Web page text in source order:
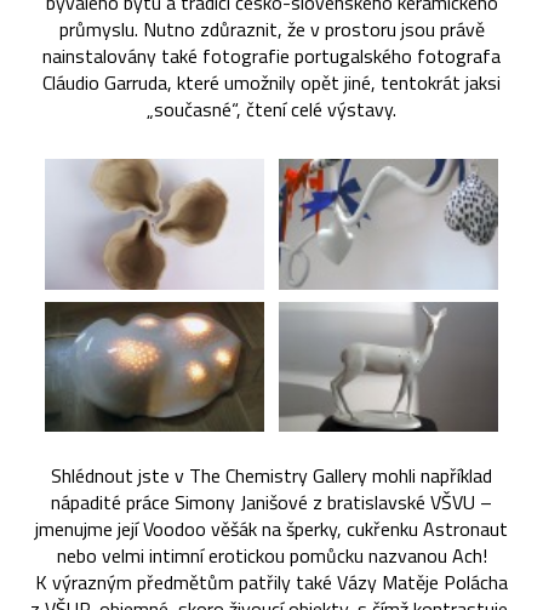
průmyslu. Nutno zdůraznit, že v prostoru jsou právě
nainstalovány také fotografie portugalského fotografa
Cláudio Garruda, které umožnily opět jiné, tentokrát jaksi
„současné“, čtení celé výstavy.
Shlédnout jste v The Chemistry Gallery mohli například
nápadité práce Simony Janišové z bratislavské VŠVU –
jmenujme její Voodoo věšák na šperky, cukřenku Astronaut
nebo velmi intimní erotickou pomůcku nazvanou Ach!
K výrazným předmětům patřily také Vázy Matěje Polácha